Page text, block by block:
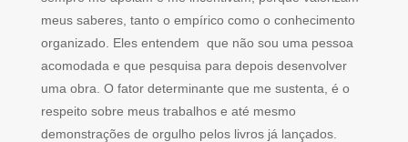
meus saberes, tanto o empírico como o conhecimento
organizado. Eles entendem que não sou uma pessoa
acomodada e que pesquisa para depois desenvolver
uma obra. O fator determinante que me sustenta, é o
respeito sobre meus trabalhos e até mesmo
demonstrações de orgulho pelos livros já lançados.